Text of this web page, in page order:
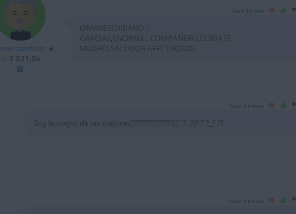
hace 16 días
@MARESCRIBANO :
GRACIAS,ENORME...COMPAÑERO,CUIDATE
MUCHO,SALUDOS AFECTUOSOS.
hace 2 meses
Soy la mejor de las mejores??????????????(?´?`?)? ? ?_? ??
hace 3 meses